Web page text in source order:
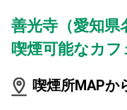
善光寺（愛知県
喫煙可能なカ
喫煙所MAPか